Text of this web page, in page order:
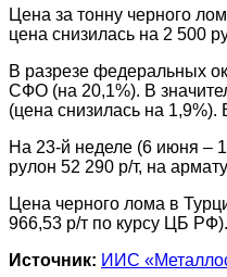
Цена за тонну черного
цена снизилась на 2 500
В разрезе федеральных
СФО (на 20,1%). В
(цена снизилась на
На 23-й неделе (6 июня –
рулон 52 290 р/т, на
Цена черного лома в
966,53 р/т по курсу ЦБ РФ).
Источник: ИИС